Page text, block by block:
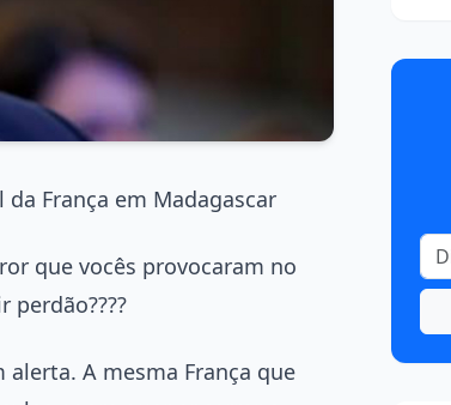
França em Madagascar
que vocês provocaram no
A mesma França que